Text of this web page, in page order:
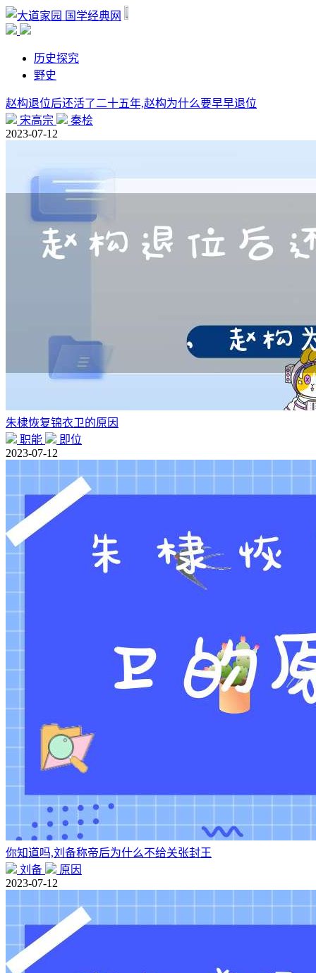
国学经典网
历史探究
野史
赵构退位后还活了二十五年,赵构为什么要早早退位
宋高宗
秦桧
2023-07-12
朱棣恢复锦衣卫的原因
职能
即位
2023-07-12
你知道吗,刘备称帝后为什么不给关张封王
刘备
原因
2023-07-12